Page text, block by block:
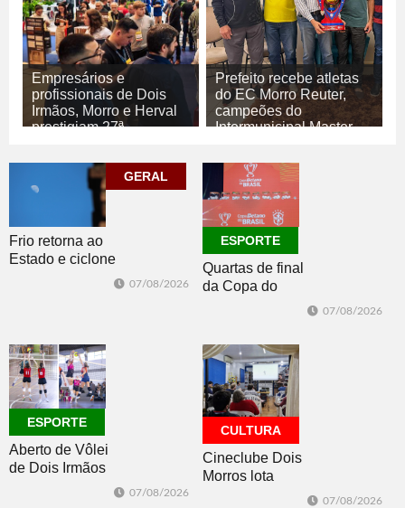
Empresários e
profissionais de Dois
Irmãos, Morro e Herval
prestigiam 27ª
07/08/2026
ECONOMIA
Prefeito recebe atletas
do EC Morro Reuter,
campeões do
Intermunicipal Master
07/08/2026
ESPORTE
GERAL
Frio retorna ao
Estado e ciclone
07/08/2026
ESPORTE
Quartas de final
da Copa do
Brasil 2026: veja
do sorteio
07/08/2026
ESPORTE
Aberto de Vôlei
de Dois Irmãos
07/08/2026
CULTURA
Cineclube Dois
Morros lota
07/08/2026